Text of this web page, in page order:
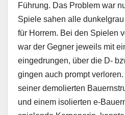
Führung. Das Problem war
Spiele sahen alle
für Horrem. Bei den Spielen
war der Gegner jeweils mit
eingedrungen, über die D-
gingen auch prompt
seiner demolierten
und einem isolierten e-